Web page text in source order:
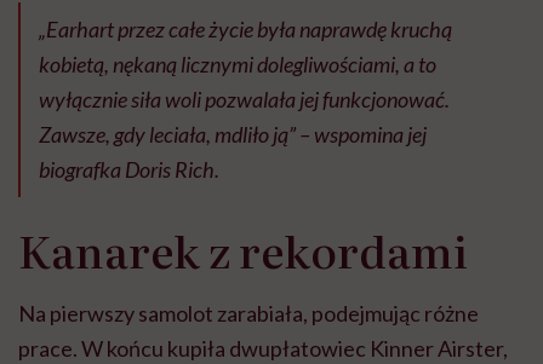
„Earhart przez całe życie była naprawdę kruchą
kobietą, nękaną licznymi dolegliwościami, a to
wyłącznie siła woli pozwalała jej funkcjonować.
Zawsze, gdy leciała, mdliło ją”– wspomina jej
biografka Doris Rich.
Kanarek z rekordami
Na pierwszy samolot zarabiała, podejmując różne
prace. W końcu kupiła dwupłatowiec Kinner Airster,